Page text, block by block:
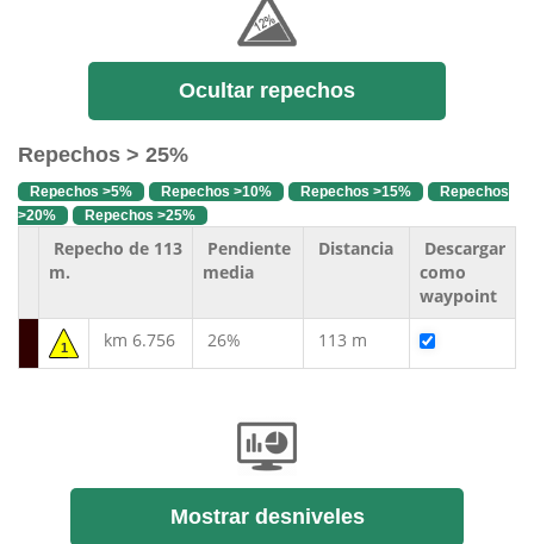
Ocultar repechos
Repechos > 25%
Repechos >5% Repechos >10% Repechos >15%
Repechos
>20%
Repechos >25%
Repecho de 113
m.
Pendiente
media
Distancia
Descargar
como
waypoint
1 km 6.756 26% 113 m
Mostrar desniveles